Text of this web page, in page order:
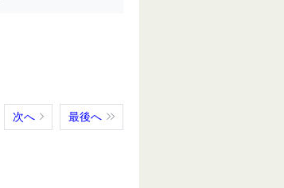
次へ 最後へ